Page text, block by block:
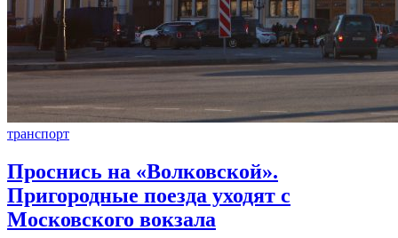
транспорт
Проснись на «Волковской».
Пригородные поезда уходят с
Московского вокзала